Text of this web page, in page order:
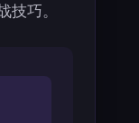
技巧。